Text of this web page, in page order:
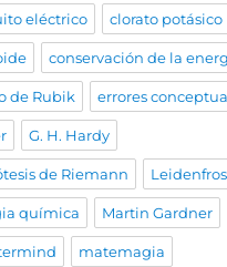
eléctrico clorato potásico
conservación de la
de Rubik errores
G. H. Hardy
de Riemann
química Martin Gardner
matemagia